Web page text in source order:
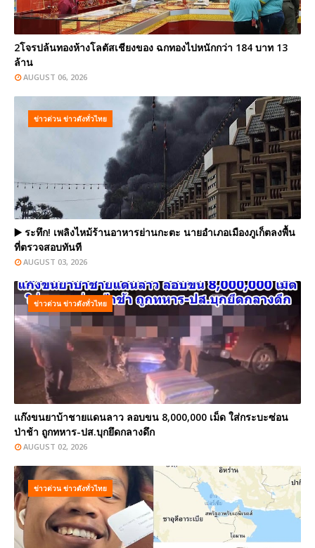
2โจรปล้นทองห้างโลตัสเชียงของ ฉกทองไปหนักกว่า 184 บาท 13
ล้าน
AUGUST 06, 2026
ข่าวด่วน ข่าวดังทั่วไทย
▶️ ระทึก! เพลิงไหม้ร้านอาหารย่านกะตะ นายอำเภอเมืองภูเก็ตลงพื้น
ที่ตรวจสอบทันที
AUGUST 03, 2026
ข่าวด่วน ข่าวดังทั่วไทย
แก๊งขนยาบ้าชายแดนลาว ลอบขน 8,000,000 เม็ด ใส่กระบะซ่อน
ป่าช้า ถูกทหาร-ปส.บุกยึดกลางดึก
AUGUST 02, 2026
ข่าวด่วน ข่าวดังทั่วไทย